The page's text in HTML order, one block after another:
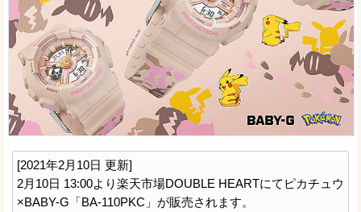
[2021年2月10日 更新]
2月10日 13:00より楽天市場DOUBLE HEARTにてピカチュウ
×BABY-G「BA-110PKC」が販売されます。